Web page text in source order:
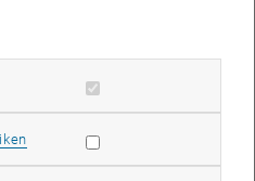
Masterstudierende der
der dringlichen Frage wie durch
Raum eine langfristige
angestoßen werden kann. In
Cookies zulassen
Statistik Cookies zulassen